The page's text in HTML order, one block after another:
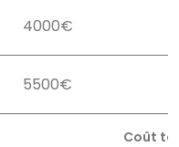
Coût
4000€
5500€